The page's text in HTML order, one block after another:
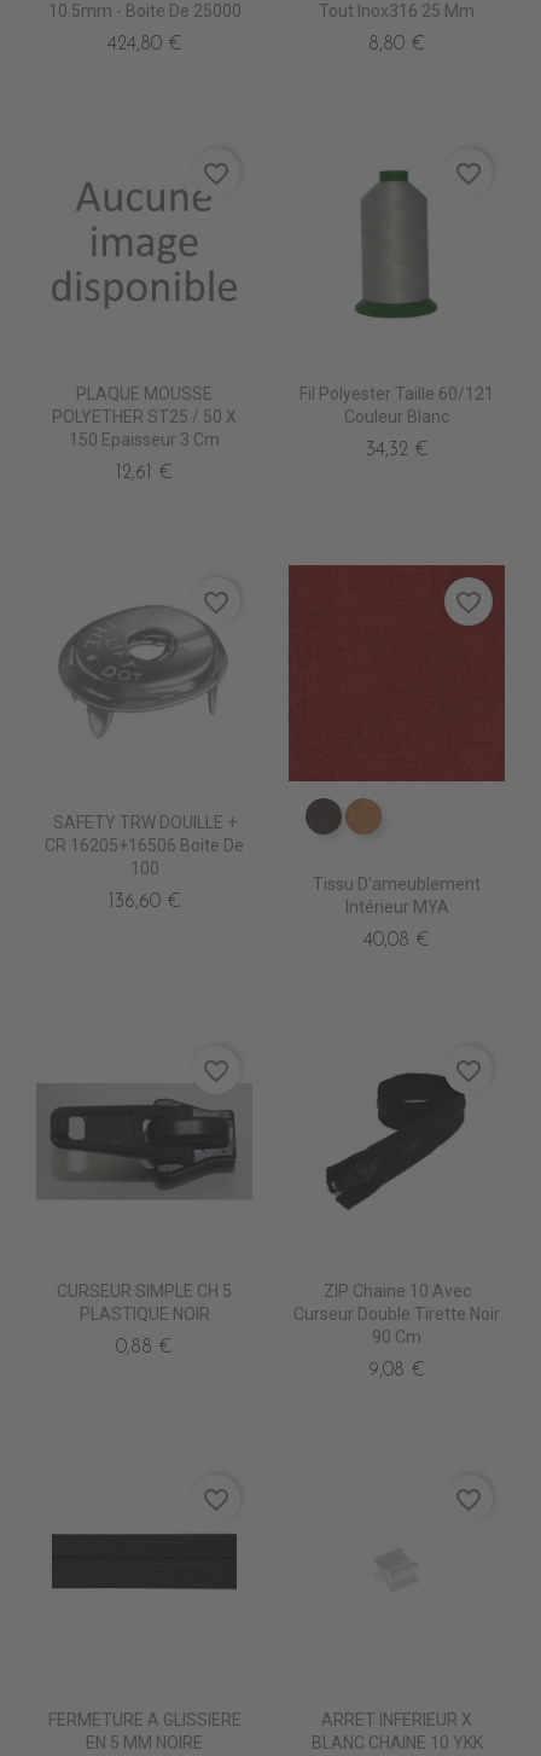
10.5mm - Boite De 25000
424,80 €
Tout Inox316 25 Mm
8,80 €
PLAQUE MOUSSE
POLYETHER ST25 / 50 X
150 Epaisseur 3 Cm
12,61 €
favorite_border
Fil Polyester Taille 60/121
Couleur Blanc
34,32 €
favorite_border
SAFETY TRW DOUILLE +
CR 16205+16506 Boite De
100
136,60 €
favorite_border
ES3514 Bistre
ES3516 Fauve
Tissu D'ameublement
Intérieur MYA
40,08 €
favorite_border
CURSEUR SIMPLE CH 5
PLASTIQUE NOIR
0,88 €
favorite_border
ZIP Chaine 10 Avec
Curseur Double Tirette Noir
90 Cm
9,08 €
favorite_border
FERMETURE A GLISSIERE
EN 5 MM NOIRE
favorite_border
ARRET INFERIEUR X
BLANC CHAINE 10 YKK
favorite_border